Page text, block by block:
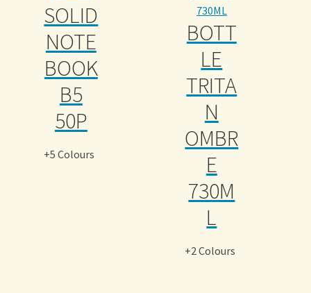
SOLID
NOTE
BOOK
B5
50P
+5 Colours
BOTT
LE
TRITA
N
OMBR
E
730M
L
+2 Colours